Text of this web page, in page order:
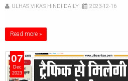
ULHAS VIKAS HINDI DAILY 2023-12-16
Read more »
07
Dec
2023